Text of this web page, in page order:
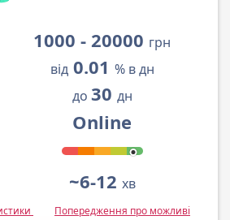
1000 - 20000 грн
від0.01 % в дн
до 30 дн
Online
~6-12 хв
Попередження про можливі